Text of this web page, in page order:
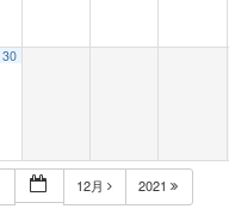
30
12月 2021